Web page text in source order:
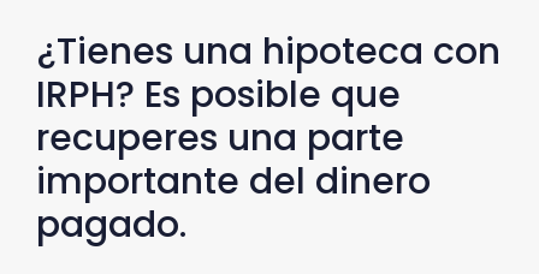
¿Tienes una hipoteca con
IRPH? Es posible que
recuperes una parte
importante del dinero
pagado.